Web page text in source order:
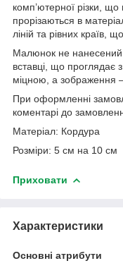
комп’ютерної різки,
прорізаються в
ліній та рівних країв,
Малюнок не нанесений
вставці, що проглядає
міцною, а зображення
При оформленні
коментарі до
Матеріал: Кордура
Розміри: 5 см на 10 см
Приховати
Характеристики
Основні атрибути